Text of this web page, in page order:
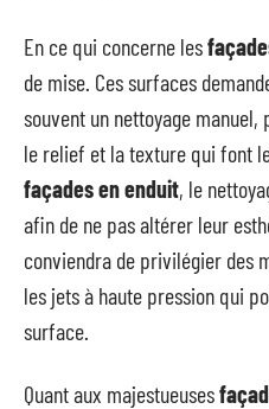
En ce qui concerne les
de mise. Ces surfaces
souvent un nettoyage
le relief et la texture qui font
façades en enduit, le
afin de ne pas altérer leur
conviendra de privilégier des
les jets à haute pression qui
surface.
Quant aux majestueuses